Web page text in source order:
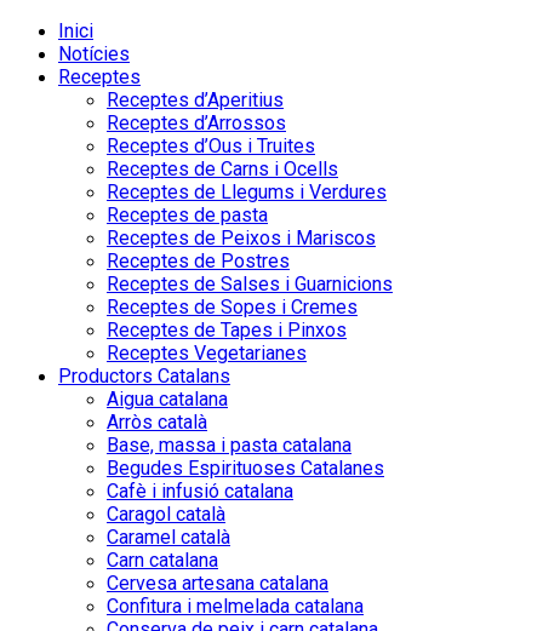
Inici
Notícies
Receptes
Receptes d’Aperitius
Receptes d’Arrossos
Receptes d’Ous i Truites
Receptes de Carns i Ocells
Receptes de Llegums i Verdures
Receptes de pasta
Receptes de Peixos i Mariscos
Receptes de Postres
Receptes de Salses i Guarnicions
Receptes de Sopes i Cremes
Receptes de Tapes i Pinxos
Receptes Vegetarianes
Productors Catalans
Aigua catalana
Arròs català
Base, massa i pasta catalana
Begudes Espirituoses Catalanes
Cafè i infusió catalana
Caragol català
Caramel català
Carn catalana
Cervesa artesana catalana
Confitura i melmelada catalana